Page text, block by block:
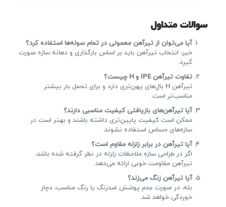
سوالات متداول
آیا می‌توان از تیرآهن معمولی در تمام سوله‌ها استفاده کرد؟
خیر، انتخاب تیرآهن باید بر اساس بارگذاری و دهانه سازه صورت
گیرد.
تفاوت تیرآهن IPE و H چیست؟
تیرآهن H بال‌های پهن‌تری دارد و برای تحمل بار بیشتر
مناسب‌تر است.
آیا تیرآهن‌های بازیافتی کیفیت مناسبی دارند؟
ممکن است کیفیت پایین‌تری داشته باشند و بهتر است در
سازه‌های حساس استفاده نشوند.
آیا تیرآهن در برابر زلزله مقاوم است؟
اگر در طراحی سازه ملاحظات زلزله در نظر گرفته شده باشد،
تیرآهن مقاومت خوبی ارائه می‌دهد.
آیا تیرآهن زنگ می‌زند؟
بله، در صورت عدم پوشش ضدزنگ یا رنگ مناسب، دچار
خوردگی خواهد شد.